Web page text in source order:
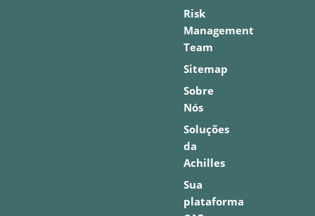
Risk
Management
Team
Sitemap
Sobre
Nós
Soluções
da
Achilles
Sua
plataforma